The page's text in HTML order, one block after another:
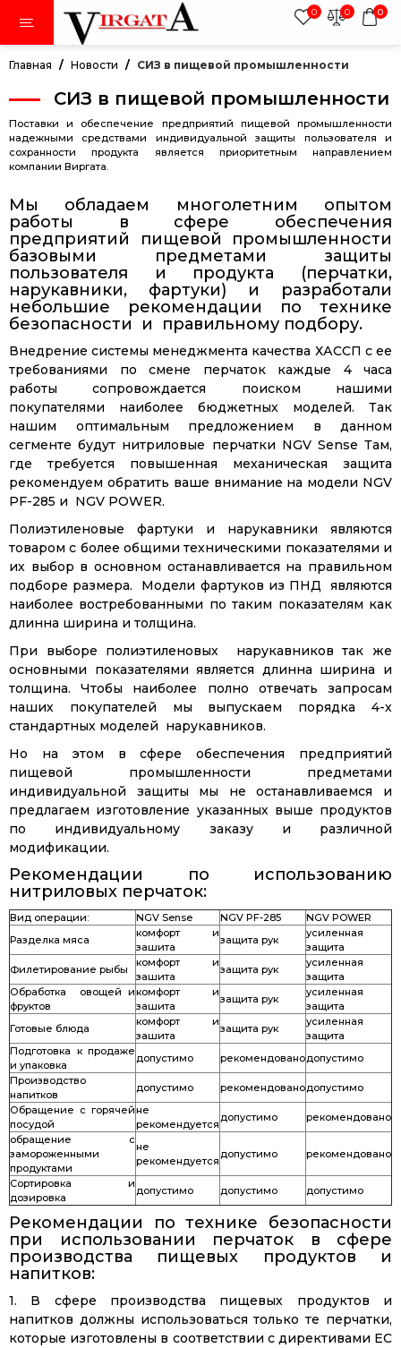
0 0 0
пленка в
Главная Новости СИЗ в пищевой промышленности
СИЗ в пищевой промышленности
Поставки и обеспечение предприятий пищевой промышленности
надежными средствами индивидуальной защиты пользователя и
сохранности продукта является приоритетным направлением
компании Виргата.
Мы обладаем многолетним опытом
работы в сфере обеспечения
предприятий пищевой промышленности
базовыми предметами защиты
пользователя и продукта (перчатки,
нарукавники, фартуки) и разработали
небольшие рекомендации по технике
безопасности и правильному подбору.
Внедрение системы менеджмента качества ХАССП с ее
требованиями по смене перчаток каждые 4 часа
работы сопровождается поиском нашими
покупателями наиболее бюджетных моделей. Так
нашим оптимальным предложением в данном
сегменте будут нитриловые перчатки NGV Sense Там,
где требуется повышенная механическая защита
рекомендуем обратить ваше внимание на модели NGV
PF-285 и NGV POWER.
Полиэтиленовые фартуки и нарукавники являются
товаром с более общими техническими показателями и
их выбор в основном останавливается на правильном
подборе размера. Модели фартуков из ПНД являются
наиболее востребованными по таким показателям как
длинна ширина и толщина.
При выборе полиэтиленовых нарукавников так же
основными показателями является длинна ширина и
толщина. Чтобы наиболее полно отвечать запросам
наших покупателей мы выпускаем порядка 4-х
стандартных моделей нарукавников.
Но на этом в сфере обеспечения предприятий
пищевой промышленности предметами
индивидуальной защиты мы не останавливаемся и
предлагаем изготовление указанных выше продуктов
по индивидуальному заказу и различной
модификации.
Рекомендации по использованию
нитриловых перчаток:
Вид операции: NGV Sense NGV PF-285
NGV POWER
Разделка мяса
комфорт и
зашита
защита рук
усиленная
защита
Филетирование рыбы
комфорт и
зашита
защита рук
усиленная
защита
Обработка овощей и
фруктов
комфорт и
зашита
защита рук
усиленная
защита
Готовые блюда
комфорт и
зашита
защита рук
усиленная
защита
Подготовка к продаже
и упаковка
допустимо рекомендованодопустимо
Производство
напитков
допустимо рекомендованодопустимо
Обращение с горячей
посудой
не
рекомендуется
допустимо
рекомендовано
обращение с
замороженными
продуктами
не
рекомендуется
допустимо рекомендовано
Сортировка и
дозировка
допустимо допустимо допустимо
Рекомендации по технике безопасности
при использовании перчаток в сфере
производства пищевых продуктов и
напитков:
1. В сфере производства пищевых продуктов и
напитков должны использоваться только те перчатки,
которые изготовлены в соответствии с директивами ЕС